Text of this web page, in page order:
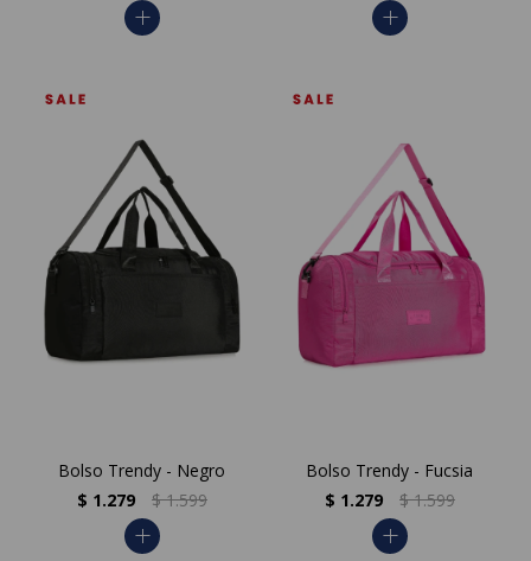
add add
Bolso Trendy - Negro
$ 1.279 $ 1.599
add
Bolso Trendy - Fucsia
$ 1.279 $ 1.599
add